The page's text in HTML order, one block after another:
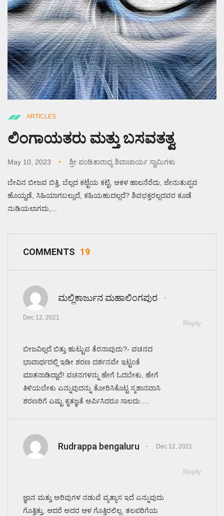
ARTICLES
ಲಿಂಗಾಯತರು ಮತ್ತು ಬಸವತತ್ವ
May 10, 2023 ಶ್ರೀ ಪಂಡಿತಾರಾಧ್ಯ ಶಿವಾಚಾರ್ಯ ಸ್ವಾಮಿಗಳು
ಬೇವಿನ ಬೀಜವ ಬಿತ್ತಿ, ಬೆಲ್ಲದ ಕಟ್ಟೆಯ ಕಟ್ಟಿ, ಆಕಳ ಹಾಲನೆರೆದು, ಜೇನುತುಪ್ಪವ
ಹೊಯ್ದಡೆ, ಸಿಹಿಯಾಗಬಲ್ಲುದೆ, ಕಹಿಯಹುದಲ್ಲದೆ? ಶಿವಭಕ್ತರಲ್ಲದವರ ಕೂಡೆ
ನುಡಿಯಲಾಗದು,...
COMMENTS 19
ಮಲ್ಲಿಕಾರ್ಜುನ ಮಹಾಲಿಂಗಪುರ
Dec 12, 2021
Reply
ಬೀಜವಿಲ್ಲದೆ ಬಿತ್ತು ಹುಟ್ಟುವ ತೆರನಾವುದು?- ವಚನದ
ಭಾವಾರ್ಥದಲ್ಲಿ ಇಡೀ ಶರಣ ದರ್ಶನವೇ ಇಟ್ಟಂತೆ
ಮಾತನಾಡಿದ್ದಾರೆ! ವಚನಗಳನ್ನು ಹೇಗೆ ಓದಬೇಕು, ಹೇಗೆ
ತಿಳಿಯಬೇಕು ಎನ್ನುವುದನ್ನು ತೋರಿಸಿಕೊಟ್ಟ ಸ್ಮಶಾನವಾಸಿ
ಶರಣರಿಗೆ ಎಷ್ಟು ಕೃತಜ್ಞತೆ ಅರ್ಪಿಸಿದರೂ ಸಾಲದು….
Rudrappa bengaluru Dec 12, 2021
Reply
ಜ್ಞಾನ ಮತ್ತು ಅರಿವುಗಳ ನಡುವೆ ವ್ಯತ್ಯಾಸ ಇದೆ ಎನ್ನುವುದು
ಗೊತ್ತಿತ್ತು, ಆದರೆ ಅದರ ಆಳ ಗೊತ್ತಿರಲಿಲ್ಲ. ತಲಪರಿಗೆಯ